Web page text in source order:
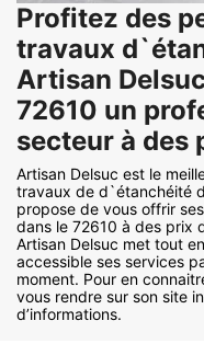
Profitez des
travaux
Artisan
72610 un
secteur à des
Artisan Delsuc est le
travaux de d`étanchéité
propose de vous offrir
dans le 72610 à des prix
Artisan Delsuc met tout
accessible ses services
moment. Pour en
vous rendre sur son site
d’informations.